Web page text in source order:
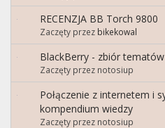
RECENZJA BB Torch 9800
Zaczęty przez bikekowal
BlackBerry - zbiór tematów
Zaczęty przez notosiup
Połączenie z internetem i
kompendium wiedzy
Zaczęty przez notosiup